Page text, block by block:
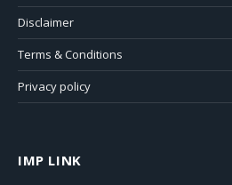
Disclaimer
Terms & Conditions
Privacy policy
IMP LINK